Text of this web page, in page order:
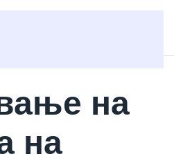
на
на